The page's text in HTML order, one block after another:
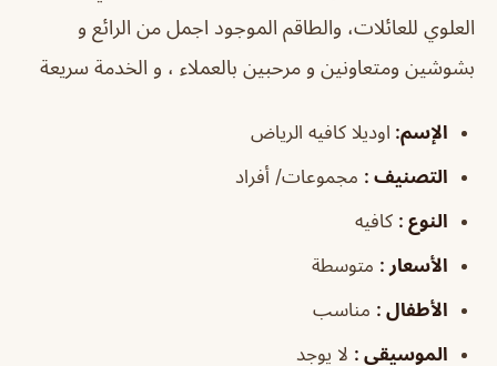
العلوي للعائلات، والطاقم الموجود اجمل من الرائع و
بشوشين ومتعاونين و مرحبين بالعملاء ، و الخدمة سريعة
الإسم: اوديلا كافيه الرياض
التصنيف : مجموعات/ أفراد
النوع : كافيه
الأسعار : متوسطة
الأطفال : مناسب
الموسيقى : لا يوجد